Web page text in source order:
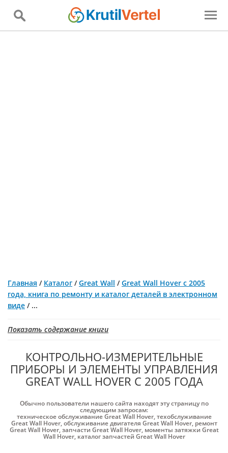
Главная / Каталог /Great Wall /Great Wall Hover с 2005
года, книга по ремонту и каталог деталей в электронном
виде / ...
Показать содержание книги
КОНТРОЛЬНО-ИЗМЕРИТЕЛЬНЫЕ
ПРИБОРЫ И ЭЛЕМЕНТЫ УПРАВЛЕНИЯ
GREAT WALL HOVER С 2005 ГОДА
Обычно пользователи нашего сайта находят эту страницу по
следующим запросам:
техническое обслуживание Great Wall Hover,техобслуживание
Great Wall Hover,обслуживание двигателя Great Wall Hover, ремонт
Great Wall Hover,запчасти Great Wall Hover, моменты затяжки Great
Wall Hover, каталог запчастей Great Wall Hover